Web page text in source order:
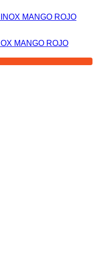
MANGO ROJO